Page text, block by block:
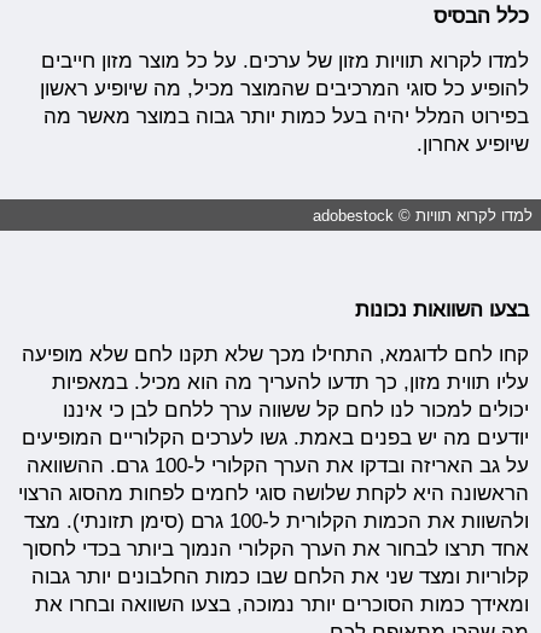
כלל הבסיס
למדו לקרוא תוויות מזון של ערכים. על כל מוצר מזון חייבים
להופיע כל סוגי המרכיבים שהמוצר מכיל, מה שיופיע ראשון
בפירוט המלל יהיה בעל כמות יותר גבוה במוצר מאשר מה
שיופיע אחרון.
למדו לקרוא תוויות © adobestock
בצעו השוואות נכונות
קחו לחם לדוגמא, התחילו מכך שלא תקנו לחם שלא מופיעה
עליו תווית מזון, כך תדעו להעריך מה הוא מכיל. במאפיות
יכולים למכור לנו לחם קל ששווה ערך ללחם לבן כי איננו
יודעים מה יש בפנים באמת. גשו לערכים הקלוריים המופיעים
על גב האריזה ובדקו את הערך הקלורי ל-100 גרם. ההשוואה
הראשונה היא לקחת שלושה סוגי לחמים לפחות מהסוג הרצוי
ולהשוות את הכמות הקלורית ל-100 גרם (סימן תזונתי). מצד
אחד תרצו לבחור את הערך הקלורי הנמוך ביותר בכדי לחסוך
קלוריות ומצד שני את הלחם שבו כמות החלבונים יותר גבוה
ומאידך כמות הסוכרים יותר נמוכה, בצעו השוואה ובחרו את